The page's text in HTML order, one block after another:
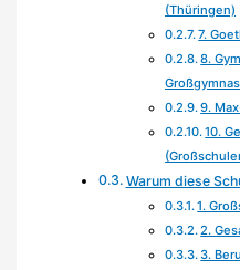
(Thüringen)
7.
8.
9.
10.
Warum diese
1.
2.
3.